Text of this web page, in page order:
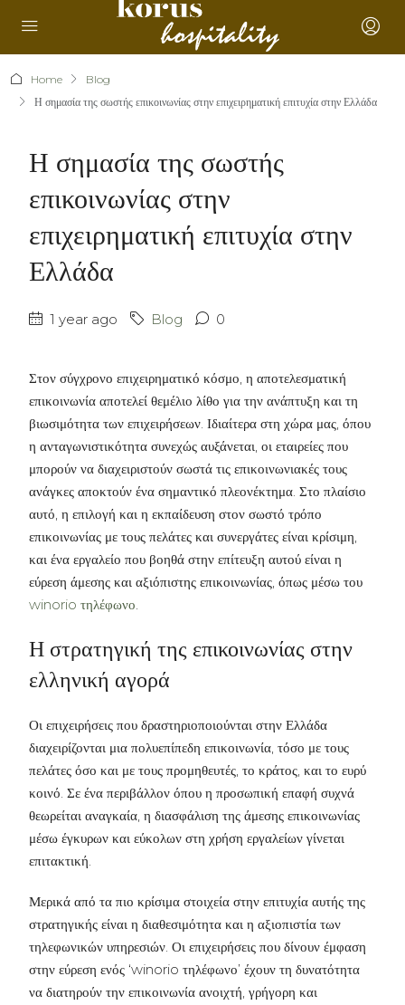
Home
Blog
Η σημασία της σωστής επικοινωνίας στην επιχειρηματική επιτυχία στην Ελλάδα
Η σημασία της σωστής
επικοινωνίας στην
επιχειρηματική επιτυχία στην
Ελλάδα
1 year ago Blog 0
Στον σύγχρονο επιχειρηματικό κόσμο, η αποτελεσματική
επικοινωνία αποτελεί θεμέλιο λίθο για την ανάπτυξη και τη
βιωσιμότητα των επιχειρήσεων. Ιδιαίτερα στη χώρα μας, όπου
η ανταγωνιστικότητα συνεχώς αυξάνεται, οι εταιρείες που
μπορούν να διαχειριστούν σωστά τις επικοινωνιακές τους
ανάγκες αποκτούν ένα σημαντικό πλεονέκτημα. Στο πλαίσιο
αυτό, η επιλογή και η εκπαίδευση στον σωστό τρόπο
επικοινωνίας με τους πελάτες και συνεργάτες είναι κρίσιμη,
και ένα εργαλείο που βοηθά στην επίτευξη αυτού είναι η
εύρεση άμεσης και αξιόπιστης επικοινωνίας, όπως μέσω του
winorio τηλέφωνο.
Η στρατηγική της επικοινωνίας στην
ελληνική αγορά
Οι επιχειρήσεις που δραστηριοποιούνται στην Ελλάδα
διαχειρίζονται μια πολυεπίπεδη επικοινωνία, τόσο με τους
πελάτες όσο και με τους προμηθευτές, το κράτος, και το ευρύ
κοινό. Σε ένα περιβάλλον όπου η προσωπική επαφή συχνά
θεωρείται αναγκαία, η διασφάλιση της άμεσης επικοινωνίας
μέσω έγκυρων και εύκολων στη χρήση εργαλείων γίνεται
επιτακτική.
Μερικά από τα πιο κρίσιμα στοιχεία στην επιτυχία αυτής της
στρατηγικής είναι η διαθεσιμότητα και η αξιοπιστία των
τηλεφωνικών υπηρεσιών. Οι επιχειρήσεις που δίνουν έμφαση
στην εύρεση ενός ‘winorio τηλέφωνο’ έχουν τη δυνατότητα
να διατηρούν την επικοινωνία ανοιχτή, γρήγορη και